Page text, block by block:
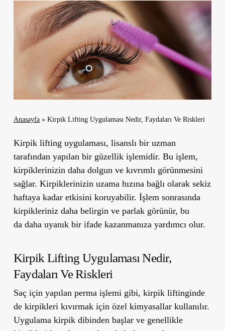
Anasayfa» Kirpik Lifting Uygulaması Nedir, Faydaları Ve Riskleri
Kirpik lifting uygulaması, lisanslı bir uzman
tarafından yapılan bir güzellik işlemidir. Bu işlem,
kirpiklerinizin daha dolgun ve kıvrımlı görünmesini
sağlar. Kirpiklerinizin uzama hızına bağlı olarak sekiz
haftaya kadaretkisini koruyabilir. İşlem sonrasında
kirpikleriniz daha belirgin ve parlak görünür, bu
da daha uyanık bir ifadekazanmanıza yardımcı olur.
Kirpik Lifting Uygulaması Nedir,
Faydaları Ve Riskleri
Saç için yapılan perma işlemi gibi, kirpik liftinginde
de kirpikleri kıvırmak için özel kimyasallar kullanılır.
Uygulama kirpik dibinden başlar ve genellikle